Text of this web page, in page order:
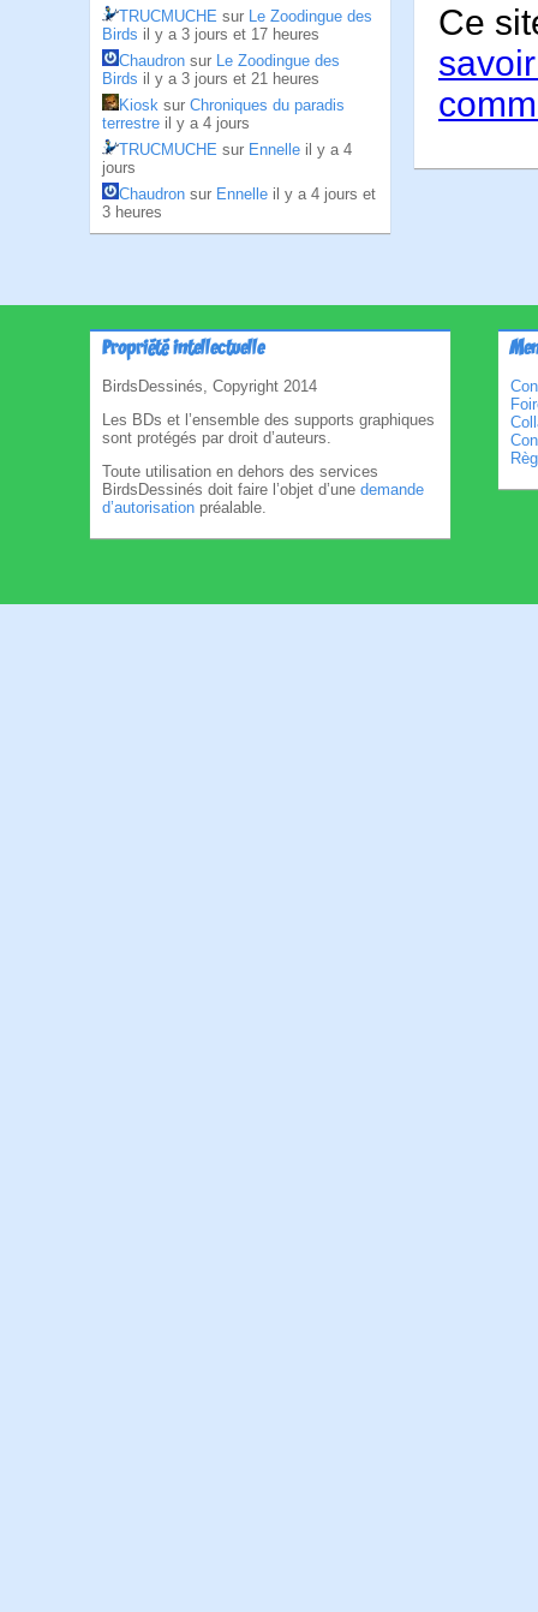
TRUCMUCHE sur Le Zoodingue des
Birds il y a 3 jours et 17 heures
Chaudron sur Le Zoodingue des
Birds il y a 3 jours et 21 heures
Kiosk sur Chroniques du paradis
terrestre il y a 4 jours
TRUCMUCHE sur Ennelle il y a 4
jours
Chaudron sur Ennelle il y a 4 jours et
3 heures
Ce
Propriété intellectuelle
BirdsDessinés, Copyright 2014
Les BDs et l’ensemble des supports graphiques
sont protégés par droit d’auteurs.
Toute utilisation en dehors des services
BirdsDessinés doit faire l’objet d’une demande
d’autorisation préalable.